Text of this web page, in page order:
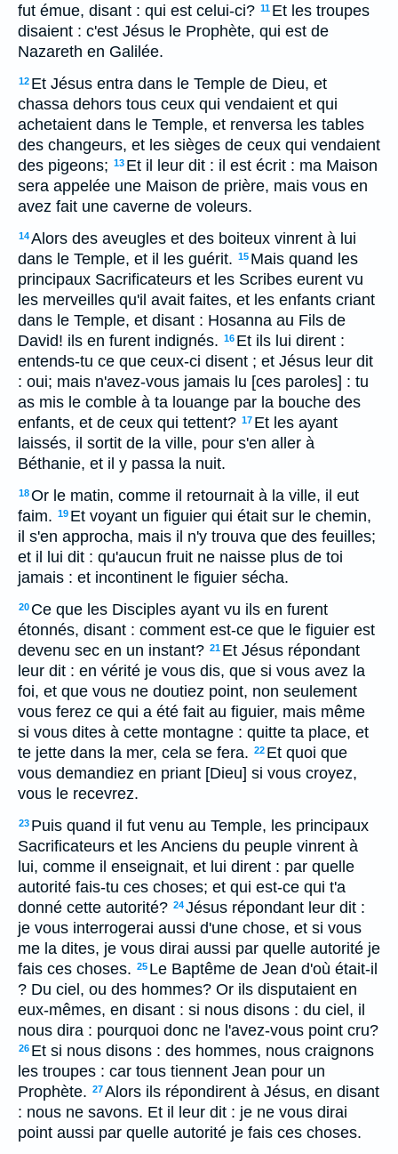
fut émue, disant : qui est celui-ci? 11 Et les troupes
disaient : c'est Jésus le Prophète, qui est de
Nazareth en Galilée.
12 Et Jésus entra dans le Temple de Dieu, et
chassa dehors tous ceux qui vendaient et qui
achetaient dans le Temple, et renversa les tables
des changeurs, et les sièges de ceux qui vendaient
des pigeons; 13 Et il leur dit : il est écrit : ma Maison
sera appelée une Maison de prière, mais vous en
avez fait une caverne de voleurs.
14Alors des aveugles et des boiteux vinrent à lui
dans le Temple, et il les guérit. 15 Mais quand les
principaux Sacrificateurs et les Scribes eurent vu
les merveilles qu'il avait faites, et les enfants criant
dans le Temple, et disant : Hosanna au Fils de
David! ils en furent indignés. 16 Et ils lui dirent :
entends-tu ce que ceux-ci disent ; et Jésus leur dit
: oui; mais n'avez-vous jamais lu [ces paroles] : tu
as mis le comble à ta louange par la bouche des
enfants, et de ceux qui tettent? 17 Et les ayant
laissés, il sortit de la ville, pour s'en aller à
Béthanie, et il y passa la nuit.
18Or le matin, comme il retournait à la ville, il eut
faim. 19 Et voyant un figuier qui était sur le chemin,
il s'en approcha, mais il n'y trouva que des feuilles;
et il lui dit : qu'aucun fruit ne naisse plus de toi
jamais : et incontinent le figuier sécha.
20 Ce que les Disciples ayant vu ils en furent
étonnés, disant : comment est-ce que le figuier est
devenu sec en un instant? 21 Et Jésus répondant
leur dit : en vérité je vous dis, que si vous avez la
foi, et que vous ne doutiez point, non seulement
vous ferez ce qui a été fait au figuier, mais même
si vous dites à cette montagne : quitte ta place, et
te jette dans la mer, cela se fera. 22 Et quoi que
vous demandiez en priant [Dieu] si vous croyez,
vous le recevrez.
23 Puis quand il fut venu au Temple, les principaux
Sacrificateurs et les Anciens du peuple vinrent à
lui, comme il enseignait, et lui dirent : par quelle
autorité fais-tu ces choses; et qui est-ce qui t'a
donné cette autorité? 24Jésus répondant leur dit :
je vous interrogerai aussi d'une chose, et si vous
me la dites, je vous dirai aussi par quelle autorité je
fais ces choses. 25 Le Baptême de Jean d'où était-il
? Du ciel, ou des hommes? Or ils disputaient en
eux-mêmes, en disant : si nous disons : du ciel, il
nous dira : pourquoi donc ne l'avez-vous point cru?
26 Et si nous disons : des hommes, nous craignons
les troupes : car tous tiennent Jean pour un
Prophète. 27Alors ils répondirent à Jésus, en disant
: nous ne savons. Et il leur dit : je ne vous dirai
point aussi par quelle autorité je fais ces choses.